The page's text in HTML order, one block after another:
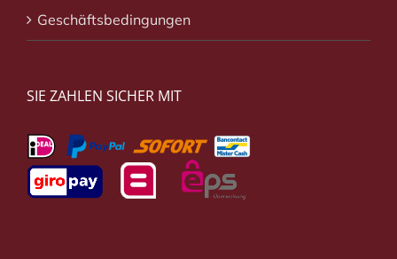
Geschäftsbedingungen
SIE ZAHLEN SICHER MIT